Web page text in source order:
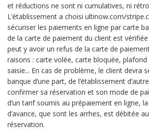
et réductions ne sont ni cumulatives, ni
L’établissement a choisi ultinow.com/
sécuriser les paiements en ligne par carte
de la carte de paiement du client est
peut y avoir un refus de la carte de
raisons : carte volée, carte bloquée,
saisie... En cas de problème, le client devra
banque d’une part, de l’établissement
confirmer sa réservation et son mode de
d’un tarif soumis au prépaiement en ligne,
d’avance, que sont les arrhes, est débitée
réservation.